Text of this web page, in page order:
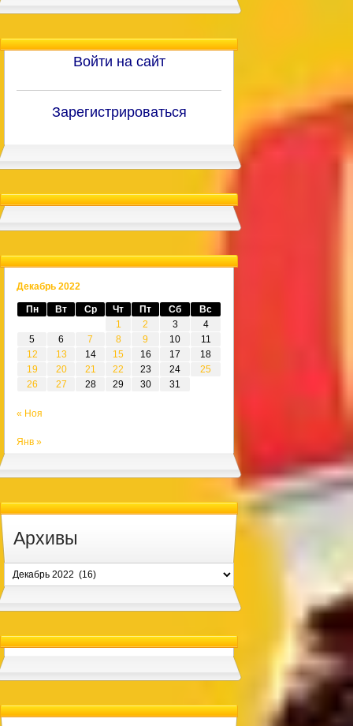
Войти на сайт
Зарегистрироваться
Декабрь 2022
Пн Вт Ср Чт Пт Сб
Вс
1
2 3
4
5
6 7 8 9 10
11
12
13 14 15 16 17
18
19
20 21 22 23 24
25
26
27 28 29 30 31
« Ноя
Янв »
Архивы
Архивы